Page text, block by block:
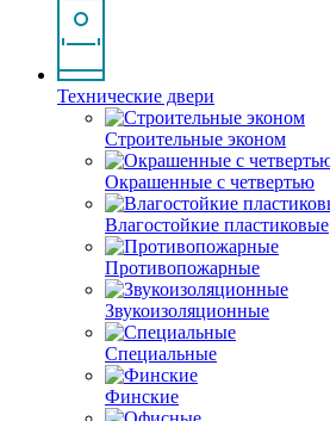
Технические двери
Строительные эконом
Окрашенные с четвертью
Влагостойкие пластиковые
Противопожарные
Звукоизоляционные
Специальные
Финские